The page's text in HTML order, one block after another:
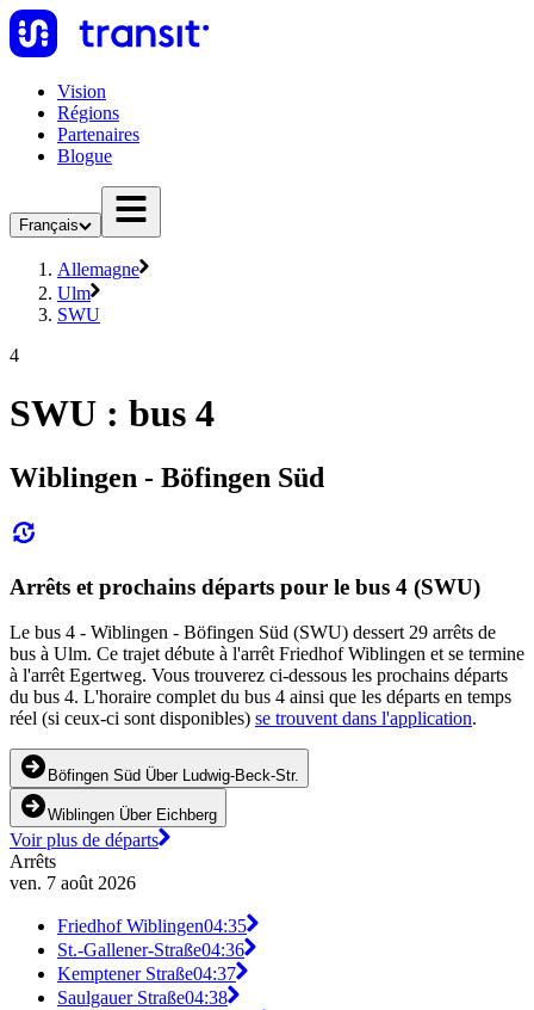
Vision
Régions
Partenaires
Blogue
Français
Allemagne
Ulm
SWU
4
SWU : bus 4
Wiblingen - Böfingen Süd
Arrêts et prochains départs pour le bus 4 (SWU)
Le bus 4 - Wiblingen - Böfingen Süd (SWU) dessert 29 arrêts de
bus à Ulm. Ce trajet débute à l'arrêt Friedhof Wiblingen et se termine
à l'arrêt Egertweg. Vous trouverez ci-dessous les prochains départs
du bus 4. L'horaire complet du bus 4 ainsi que les départs en temps
réel (si ceux-ci sont disponibles) se trouvent dans l'application.
Böfingen Süd Über Ludwig-Beck-Str.
Wiblingen Über Eichberg
Voir plus de départs
Arrêts
ven. 7 août 2026
Friedhof Wiblingen04:35
St.-Gallener-Straße04:36
Kemptener Straße04:37
Saulgauer Straße04:38